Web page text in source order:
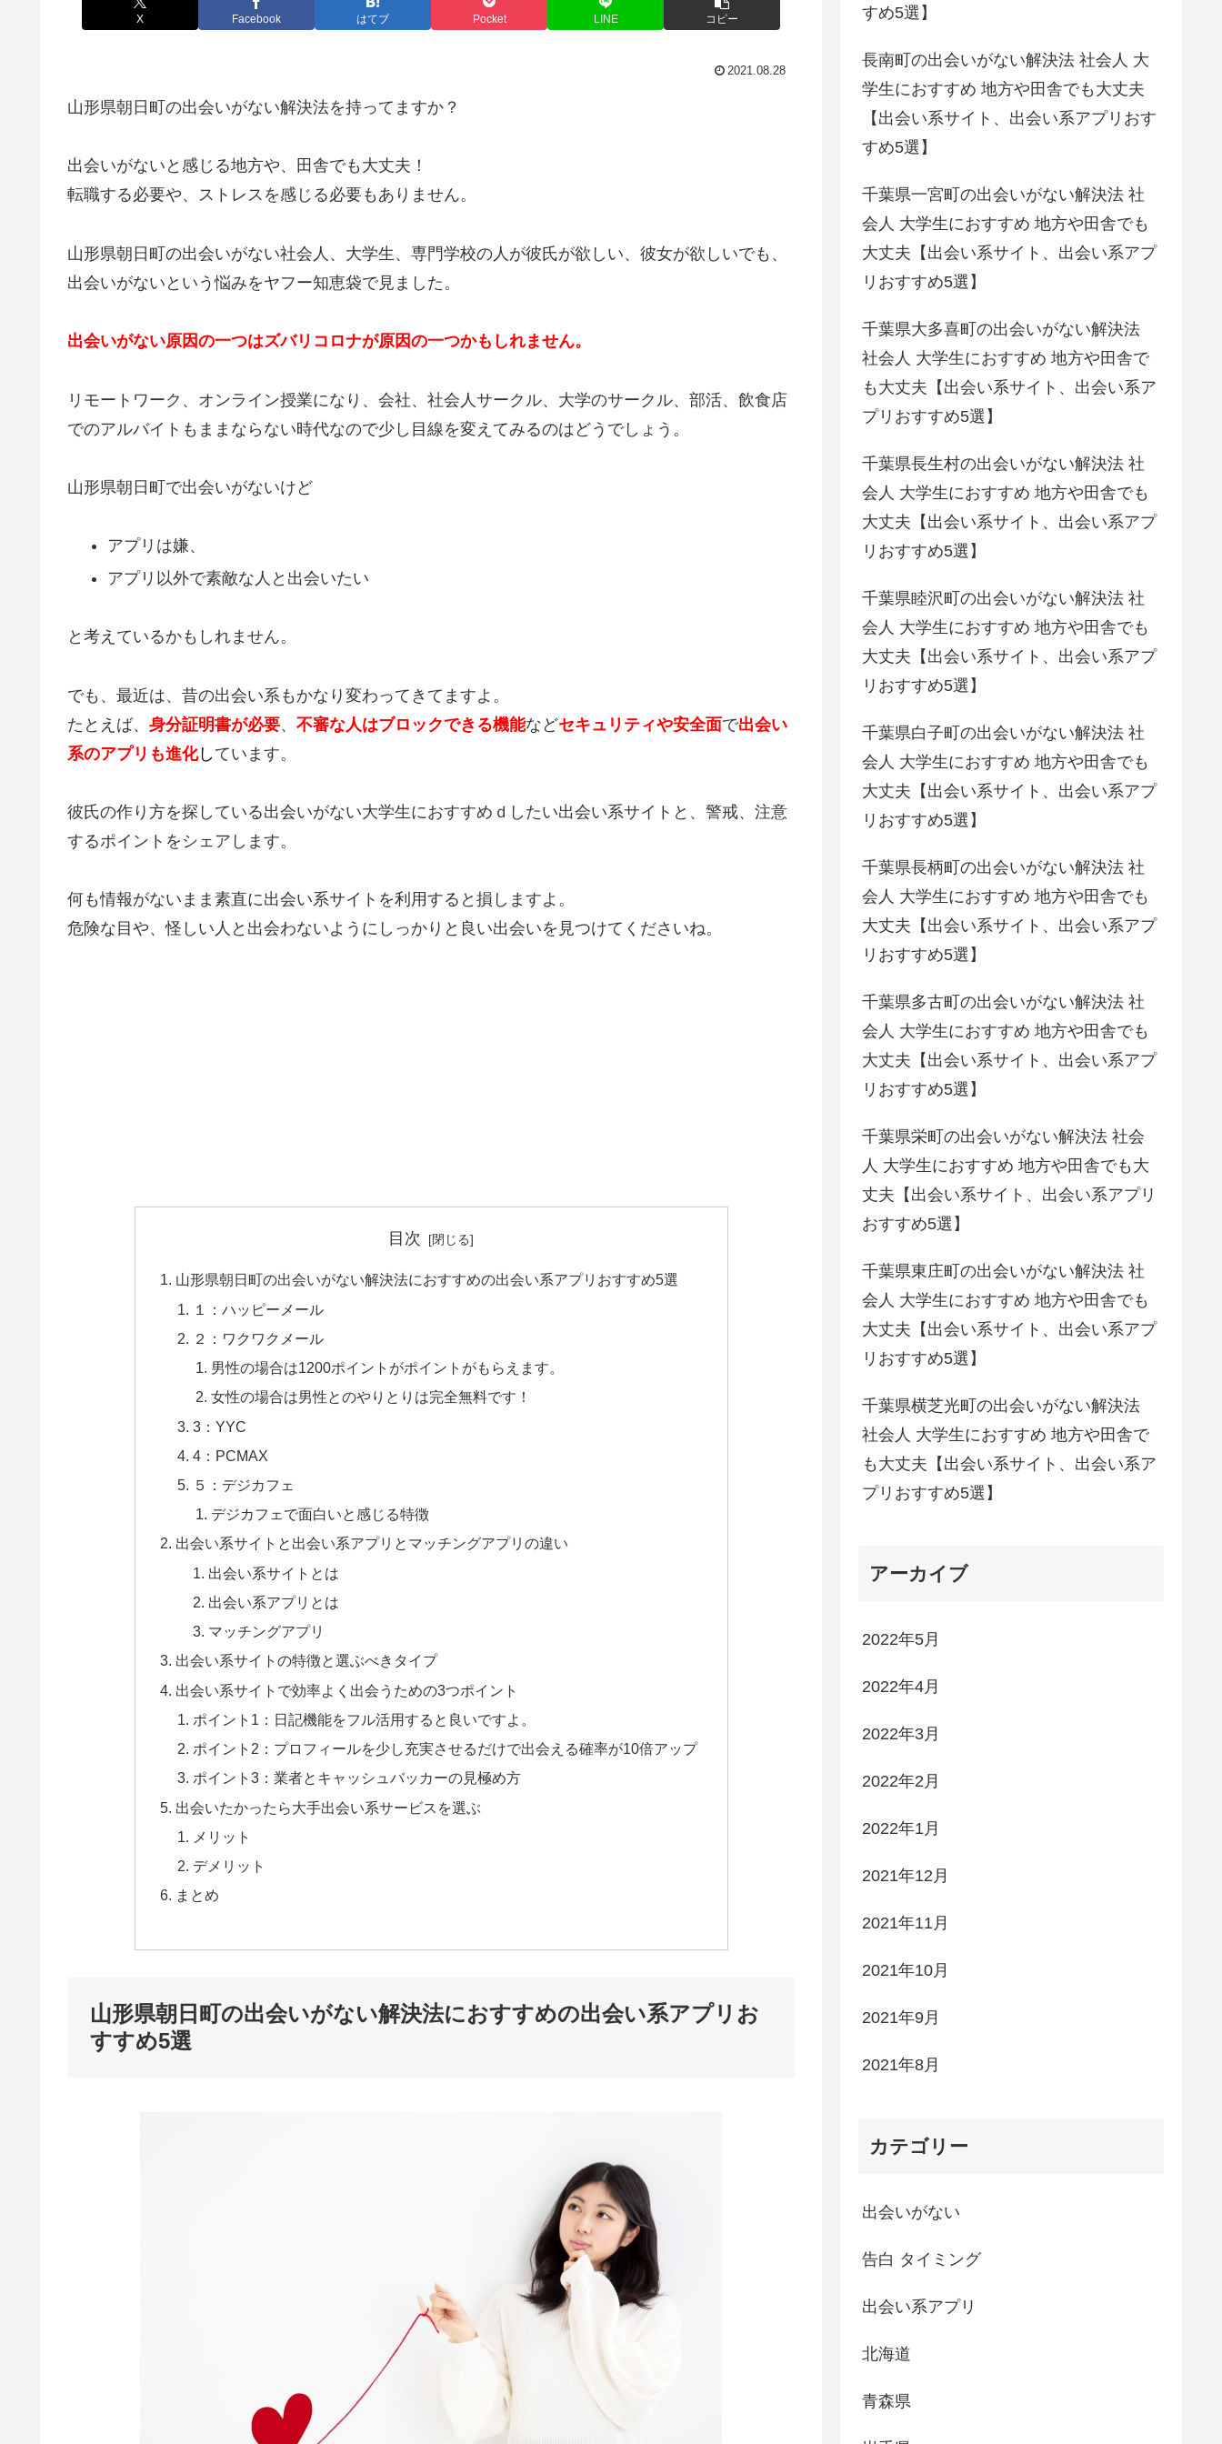
X Facebook はてブ Pocket LINE コピー
2021.08.28
山形県朝日町の出会いがない解決法を持ってますか？
出会いがないと感じる地方や、田舎でも大丈夫！
転職する必要や、ストレスを感じる必要もありません。
山形県朝日町の出会いがない社会人、大学生、専門学校の人が彼氏が欲しい、彼女が欲しいでも、
出会いがないという悩みをヤフー知恵袋で見ました。
出会いがない原因の一つはズバリコロナが原因の一つかもしれません。
リモートワーク、オンライン授業になり、会社、社会人サークル、大学のサークル、部活、飲食店
でのアルバイトもままならない時代なので少し目線を変えてみるのはどうでしょう。
山形県朝日町で出会いがないけど
アプリは嫌、
アプリ以外で素敵な人と出会いたい
と考えているかもしれません。
でも、最近は、昔の出会い系もかなり変わってきてますよ。
たとえば、 身分証明書が必要、 不審な人はブロックできる機能などセキュリティや安全面で出会い
系のアプリも進化し ています。
彼氏の作り方を探している出会いがない大学生におすすめｄしたい出会い系サイトと、警戒、注意
するポイントをシェアします。
何も情報がないまま素直に出会い系サイトを利用すると損しますよ。
危険な目や、怪しい人と出会わないようにしっかりと良い出会いを見つけてくださいね。
目次
山形県朝日町の出会いがない解決法におすすめの出会い系アプリおすすめ5選
１：ハッピーメール
２：ワクワクメール
男性の場合は1200ポイントがポイントがもらえます。
女性の場合は男性とのやりとりは完全無料です！
3：YYC
4：PCMAX
５：デジカフェ
デジカフェで面白いと感じる特徴
出会い系サイトと出会い系アプリとマッチングアプリの違い
出会い系サイトとは
出会い系アプリとは
マッチングアプリ
出会い系サイトの特徴と選ぶべきタイプ
出会い系サイトで効率よく出会うための3つポイント
ポイント1：日記機能をフル活用すると良いですよ。
ポイント2：プロフィールを少し充実させるだけで出会える確率が10倍アップ
ポイント3：業者とキャッシュバッカーの見極め方
出会いたかったら大手出会い系サービスを選ぶ
メリット
デメリット
まとめ
山形県朝日町の出会いがない解決法におすすめの出会い系アプリお
すすめ5選
すめ5選】
長南町の出会いがない解決法 社会人 大
学生におすすめ 地方や田舎でも大丈夫
【出会い系サイト、出会い系アプリおす
すめ5選】
千葉県一宮町の出会いがない解決法 社
会人 大学生におすすめ 地方や田舎でも
大丈夫【出会い系サイト、出会い系アプ
リおすすめ5選】
千葉県大多喜町の出会いがない解決法
社会人 大学生におすすめ 地方や田舎で
も大丈夫【出会い系サイト、出会い系ア
プリおすすめ5選】
千葉県長生村の出会いがない解決法 社
会人 大学生におすすめ 地方や田舎でも
大丈夫【出会い系サイト、出会い系アプ
リおすすめ5選】
千葉県睦沢町の出会いがない解決法 社
会人 大学生におすすめ 地方や田舎でも
大丈夫【出会い系サイト、出会い系アプ
リおすすめ5選】
千葉県白子町の出会いがない解決法 社
会人 大学生におすすめ 地方や田舎でも
大丈夫【出会い系サイト、出会い系アプ
リおすすめ5選】
千葉県長柄町の出会いがない解決法 社
会人 大学生におすすめ 地方や田舎でも
大丈夫【出会い系サイト、出会い系アプ
リおすすめ5選】
千葉県多古町の出会いがない解決法 社
会人 大学生におすすめ 地方や田舎でも
大丈夫【出会い系サイト、出会い系アプ
リおすすめ5選】
千葉県栄町の出会いがない解決法 社会
人 大学生におすすめ 地方や田舎でも大
丈夫【出会い系サイト、出会い系アプリ
おすすめ5選】
千葉県東庄町の出会いがない解決法 社
会人 大学生におすすめ 地方や田舎でも
大丈夫【出会い系サイト、出会い系アプ
リおすすめ5選】
千葉県横芝光町の出会いがない解決法
社会人 大学生におすすめ 地方や田舎で
も大丈夫【出会い系サイト、出会い系ア
プリおすすめ5選】
アーカイブ
2022年5月
2022年4月
2022年3月
2022年2月
2022年1月
2021年12月
2021年11月
2021年10月
2021年9月
2021年8月
カテゴリー
出会いがない
告白 タイミング
出会い系アプリ
北海道
青森県